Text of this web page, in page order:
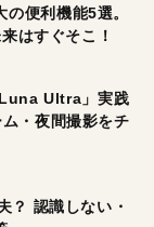
便利機能5選。
はすぐそこ！
Ultra」実践
・夜間撮影をチ
？ 認識しない・